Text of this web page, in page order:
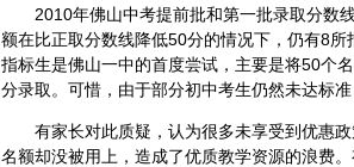
2010年佛山中考提前批和第一批录取分数线
额在比正取分数线降低50分的情况下，仍有8所
指标生是佛山一中的首度尝试，主要是将50个
分录取。可惜，由于部分初中考生仍然未达标准
有家长对此质疑，认为很多未享受到优惠政
名额却没被用上，造成了优质教学资源的浪费